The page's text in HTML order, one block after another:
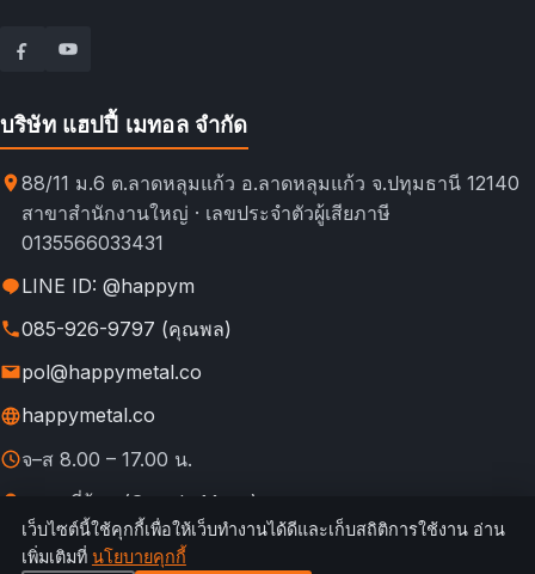
บริษัท แฮปปี้ เมทอล จำกัด
88/11 ม.6 ต.ลาดหลุมแก้ว อ.ลาดหลุมแก้ว จ.ปทุมธานี 12140
สาขาสำนักงานใหญ่ · เลขประจำตัวผู้เสียภาษี
0135566033431
LINE ID: @happym
085-926-9797 (คุณพล)
pol@happymetal.co
happymetal.co
จ–ส 8.00 – 17.00 น.
ดูแผนที่ร้าน (Google Maps)
© 2026 happymetal.co. All rights reserved.
กฎการใช้งาน &
เว็บไซต์นี้ใช้คุกกี้เพื่อให้เว็บทำงานได้ดีและเก็บสถิติการใช้งาน อ่าน
เพิ่มเติมที่ นโยบายคุกกี้